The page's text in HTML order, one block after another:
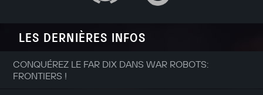
LES DERNIÈRES INFOS
CONQUÉREZ LE FAR DIX DANS WAR ROBOTS:
FRONTIERS !